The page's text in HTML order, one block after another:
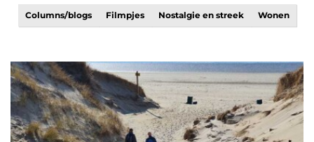
Columns/blogs Filmpjes Nostalgie en streek Wonen